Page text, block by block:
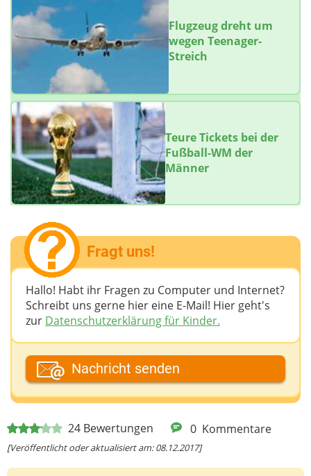
24 Bewertungen 0 Kommentare
[Veröffentlicht oder aktualisiert am: 08.12.2017]
Flugzeug dreht um
wegen Teenager-
Streich
Teure Tickets bei der
Fußball-WM der
Männer
Fragt uns!
Hallo! Habt ihr Fragen zu Computer und Internet?
Schreibt uns gerne hier eine E-Mail! Hier geht's
zur Datenschutzerklärung für Kinder.
Dein Fantasiename
Deine E-Mail-Adresse (wenn du eine Antwort
möchtest)
Nachricht senden